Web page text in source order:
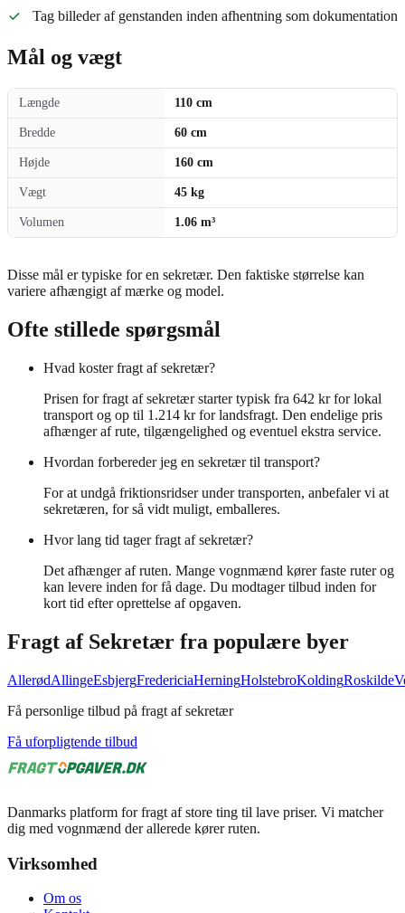
Tag billeder af genstanden inden afhentning som dokumentation
Mål og vægt
Længde 110 cm
Bredde 60 cm
Højde 160 cm
Vægt 45 kg
Volumen 1.06 m³
Disse mål er typiske for en sekretær. Den faktiske størrelse kan
variere afhængigt af mærke og model.
Ofte stillede spørgsmål
Hvad koster fragt af sekretær?
Prisen for fragt af sekretær starter typisk fra 642 kr for lokal
transport og op til 1.214 kr for landsfragt. Den endelige pris
afhænger af rute, tilgængelighed og eventuel ekstra service.
Hvordan forbereder jeg en sekretær til transport?
For at undgå friktionsridser under transporten, anbefaler vi at
sekretæren, for så vidt muligt, emballeres.
Hvor lang tid tager fragt af sekretær?
Det afhænger af ruten. Mange vognmænd kører faste ruter og
kan levere inden for få dage. Du modtager tilbud inden for
kort tid efter oprettelse af opgaven.
Fragt af Sekretær fra populære byer
AllerødAllingeEsbjergFredericiaHerningHolstebroKoldingRoskilde
Få personlige tilbud på fragt af sekretær
Få uforpligtende tilbud
Danmarks platform for fragt af store ting til lave priser. Vi matcher
dig med vognmænd der allerede kører ruten.
Virksomhed
Om os